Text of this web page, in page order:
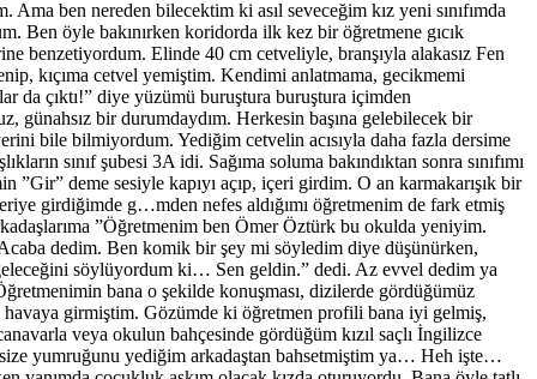
ben nereden bilecektim ki asıl seveceğim kız yeni sınıfımda
Ben öyle bakınırken koridorda ilk kez bir öğretmene gıcık
benzetiyordum. Elinde 40 cm cetveliyle, branşıyla alakasız Fen
kıçıma cetvel yemiştim. Kendimi anlatmama, gecikmemi
da çıktı!” diye yüzümü buruştura buruştura içimden
günahsız bir durumdaydım. Herkesin başına gelebilecek bir
bile bilmiyordum. Yediğim cetvelin acısıyla daha fazla dersime
sınıf şubesi 3A idi. Sağıma soluma bakındıktan sonra sınıfımı
”Gir” deme sesiyle kapıyı açıp, içeri girdim. O an karmakarışık bir
girdiğimde g…mden nefes aldığımı öğretmenim de fark etmiş
”Öğretmenim ben Ömer Öztürk bu okulda yeniyim.
Acaba dedim. Ben komik bir şey mi söyledim diye düşünürken,
geleceğini söylüyordum ki… Sen geldin.” dedi. Az evvel dedim ya
bana o şekilde konuşması, dizilerde gördüğümüz
havaya girmiştim. Gözümde ki öğretmen profili bana iyi gelmiş,
veya okulun bahçesinde gördüğüm kızıl saçlı İngilizce
size yumruğunu yediğim arkadaştan bahsetmiştim ya… Heh işte…